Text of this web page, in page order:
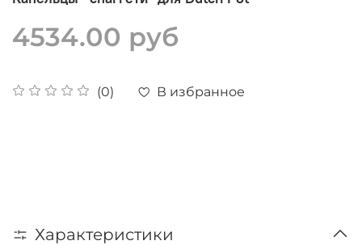
(0) В избранное
4534.00 руб
Характеристики